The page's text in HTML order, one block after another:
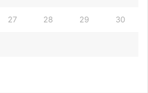
27 28 29 30